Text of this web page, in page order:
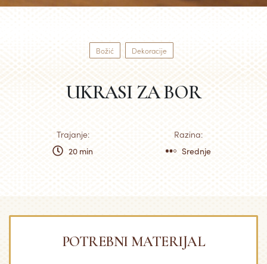
Božić Dekoracije
UKRASI ZA BOR
Trajanje:
Razina:
20 min
Srednje
POTREBNI MATERIJAL